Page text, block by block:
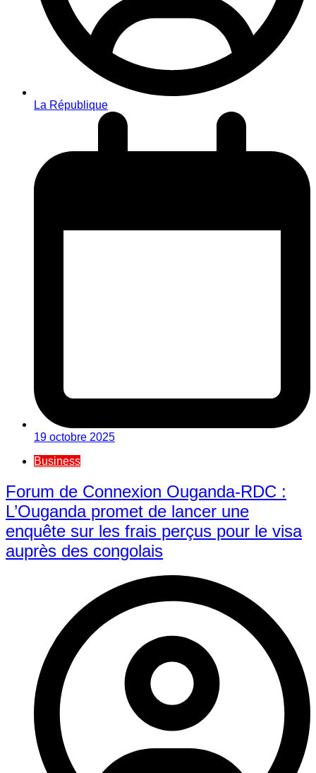
La République
19 octobre 2025
Business
Forum de Connexion Ouganda-RDC :
L’Ouganda promet de lancer une
enquête sur les frais perçus pour le visa
auprès des congolais